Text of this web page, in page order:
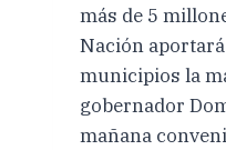
más de 5
Nación
municipios la
gobernador
mañana